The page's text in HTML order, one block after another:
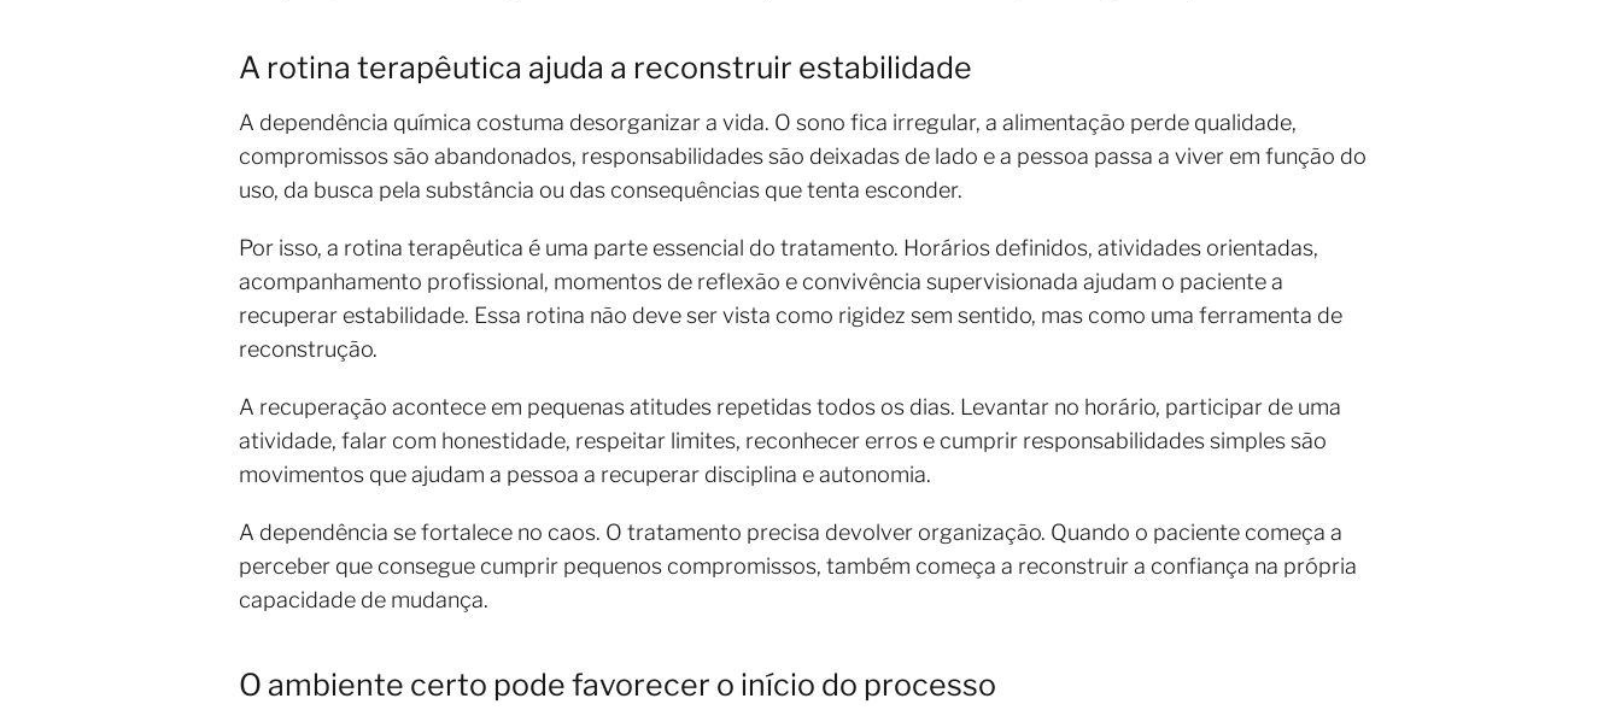
A rotina terapêutica ajuda a reconstruir estabilidade
A dependência química costuma desorganizar a vida. O sono fica irregular, a alimentação perde qualidade,
compromissos são abandonados, responsabilidades são deixadas de lado e a pessoa passa a viver em função do
uso, da busca pela substância ou das consequências que tenta esconder.
Por isso, a rotina terapêutica é uma parte essencial do tratamento. Horários definidos, atividades orientadas,
acompanhamento profissional, momentos de reflexão e convivência supervisionada ajudam o paciente a
recuperar estabilidade. Essa rotina não deve ser vista como rigidez sem sentido, mas como uma ferramenta de
reconstrução.
A recuperação acontece em pequenas atitudes repetidas todos os dias. Levantar no horário, participar de uma
atividade, falar com honestidade, respeitar limites, reconhecer erros e cumprir responsabilidades simples são
movimentos que ajudam a pessoa a recuperar disciplina e autonomia.
A dependência se fortalece no caos. O tratamento precisa devolver organização. Quando o paciente começa a
perceber que consegue cumprir pequenos compromissos, também começa a reconstruir a confiança na própria
capacidade de mudança.
O ambiente certo pode favorecer o início do processo